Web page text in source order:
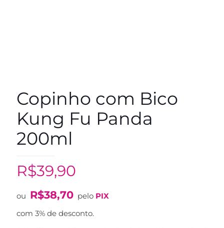
Copinho com Bico
Kung Fu Panda
200ml
R$39,90
ou R$38,70 pelo PIX
com 3% de desconto.